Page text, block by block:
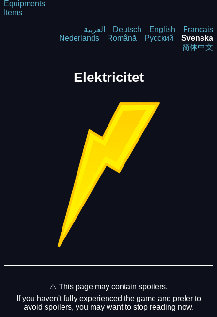
Equipments
Items
العربية Deutsch English
Francais
Nederlands
Română Русский
Svenska
简体中文
Elektricitet
⚠️ This page may contain spoilers.
If you haven't fully experienced the game and prefer to
avoid spoilers, you may want to stop reading now.